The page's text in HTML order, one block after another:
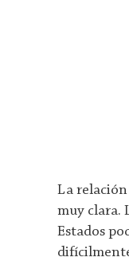
La relación
muy clara.
Estados